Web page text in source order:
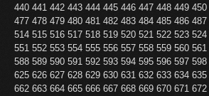
440 441 442 443 444 445 446 447 448 449 450
477 478 479 480 481 482 483 484 485 486 487
514 515 516 517 518 519 520 521 522 523 524
551 552 553 554 555 556 557 558 559 560 561
588 589 590 591 592 593 594 595 596 597 598
625 626 627 628 629 630 631 632 633 634 635
662 663 664 665 666 667 668 669 670 671 672